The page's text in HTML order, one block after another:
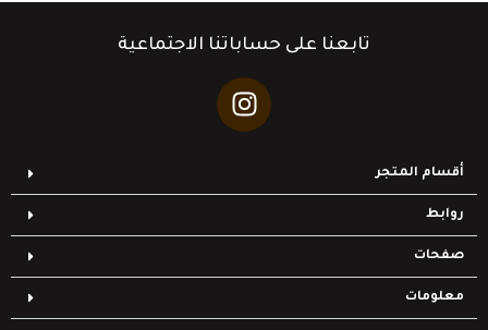
تابعنا على حساباتنا الاجتماعية
أقسام المتجر
روابط
صفحات
معلومات